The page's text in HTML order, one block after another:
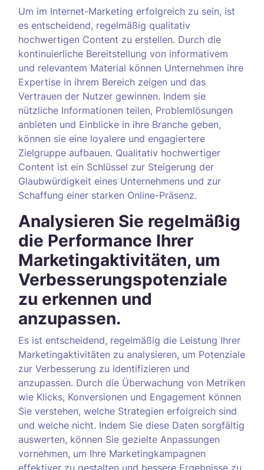
Um im Internet-Marketing erfolgreich zu sein, ist
es entscheidend, regelmäßig qualitativ
hochwertigen Content zu erstellen. Durch die
kontinuierliche Bereitstellung von informativem
und relevantem Material können Unternehmen ihre
Expertise in ihrem Bereich zeigen und das
Vertrauen der Nutzer gewinnen. Indem sie
nützliche Informationen teilen, Problemlösungen
anbieten und Einblicke in ihre Branche geben,
können sie eine loyalere und engagiertere
Zielgruppe aufbauen. Qualitativ hochwertiger
Content ist ein Schlüssel zur Steigerung der
Glaubwürdigkeit eines Unternehmens und zur
Schaffung einer starken Online-Präsenz.
Analysieren Sie regelmäßig
die Performance Ihrer
Marketingaktivitäten, um
Verbesserungspotenziale
zu erkennen und
anzupassen.
Es ist entscheidend, regelmäßig die Leistung Ihrer
Marketingaktivitäten zu analysieren, um Potenziale
zur Verbesserung zu identifizieren und
anzupassen. Durch die Überwachung von Metriken
wie Klicks, Konversionen und Engagement können
Sie verstehen, welche Strategien erfolgreich sind
und welche nicht. Indem Sie diese Daten sorgfältig
auswerten, können Sie gezielte Anpassungen
vornehmen, um Ihre Marketingkampagnen
effektiver zu gestalten und bessere Ergebnisse zu